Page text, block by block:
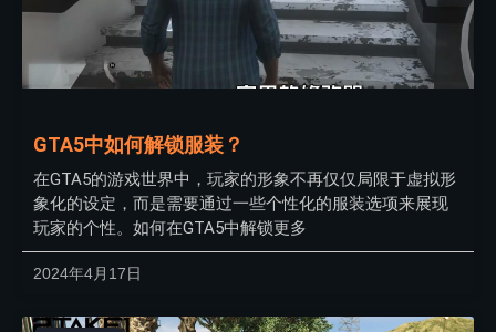
GTA5中如何解锁服装？
在GTA5的游戏世界中，玩家的形象不再仅仅局限于虚拟形
象化的设定，而是需要通过一些个性化的服装选项来展现
玩家的个性。如何在GTA5中解锁更多
2024年4月17日